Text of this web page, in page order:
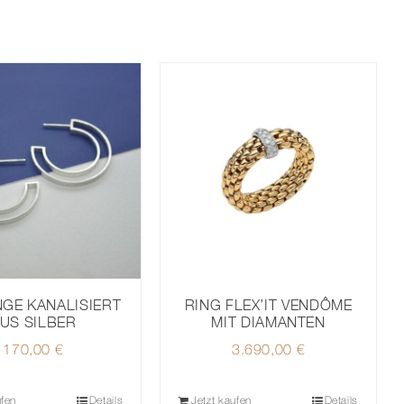
KANALISIERT
SILBER
170,00 €
Details
RING FLEX’IT VENDÔME
MIT DIAMANTEN
3.690,00 €
Jetzt kaufen Details